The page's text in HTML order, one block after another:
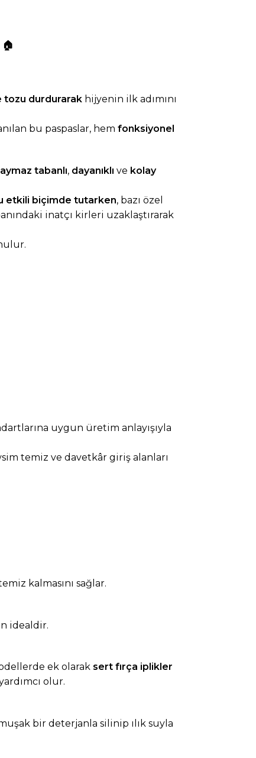
🏠
tozu durdurarak hijyenin ilk adımını
bu paspaslar, hem fonksiyonel
tabanlı, dayanıklı ve kolay
etkili biçimde tutarken, bazı özel
inatçı kirleri uzaklaştırarak
uygun üretim anlayışıyla
temiz ve davetkâr giriş alanları
kalmasını sağlar.
idealdir.
ek olarak sert fırça iplikler
olur.
bir deterjanla silinip ılık suyla